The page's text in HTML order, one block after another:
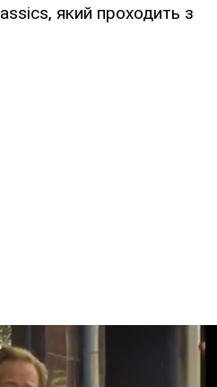
який проходить з